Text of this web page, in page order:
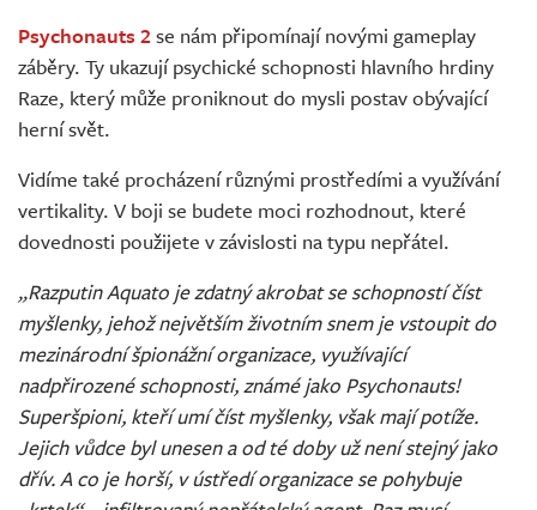
Psychonauts 2se nám připomínají novými gameplay
záběry. Ty ukazují psychické schopnosti hlavního hrdiny
Raze, který může proniknout do mysli postav obývající
herní svět.
Vidíme také procházení různými prostředími a využívání
vertikality. V boji se budete moci rozhodnout, které
dovednosti použijete v závislosti na typu nepřátel.
„Razputin Aquato je zdatný akrobat se schopností číst
myšlenky, jehož největším životním snem je vstoupit do
mezinárodní špionážní organizace, využívající
nadpřirozené schopnosti, známé jako Psychonauts!
Superšpioni, kteří umí číst myšlenky, však mají potíže.
Jejich vůdce byl unesen a od té doby už není stejný jako
dřív. A co je horší, v ústředí organizace se pohybuje